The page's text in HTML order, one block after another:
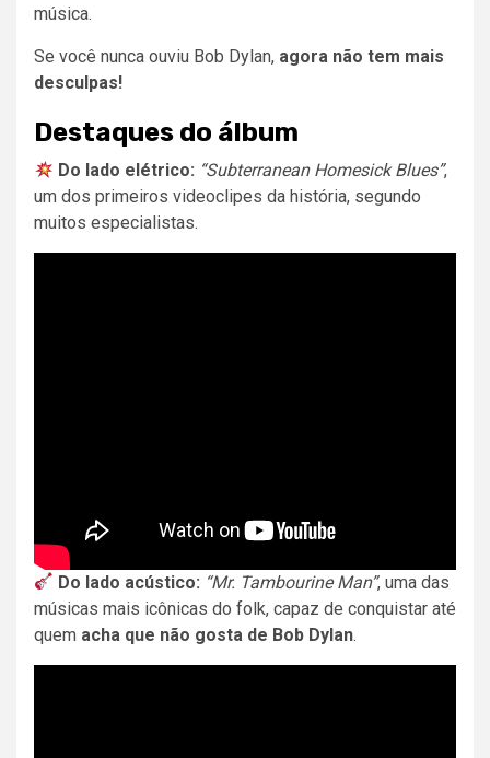
música.
Se você nunca ouviu Bob Dylan, agora não tem mais
desculpas!
Destaques do álbum
Do lado elétrico: “Subterranean Homesick Blues”,
um dos primeiros videoclipes da história, segundo
muitos especialistas.
Do lado acústico: “Mr. Tambourine Man”, uma das
músicas mais icônicas do folk, capaz de conquistar até
quem acha que não gosta de Bob Dylan.